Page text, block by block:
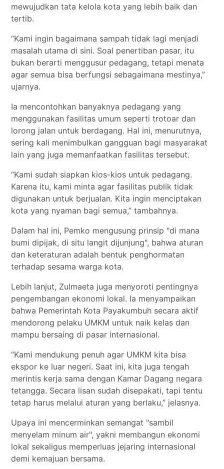
mewujudkan tata kelola kota yang lebih baik dan
tertib.
“Kami ingin bagaimana sampah tidak lagi menjadi
masalah utama di sini. Soal penertiban pasar, itu
bukan berarti menggusur pedagang, tetapi menata
agar semua bisa berfungsi sebagaimana mestinya,”
ujarnya.
Ia mencontohkan banyaknya pedagang yang
menggunakan fasilitas umum seperti trotoar dan
lorong jalan untuk berdagang. Hal ini, menurutnya,
sering kali menimbulkan gangguan bagi masyarakat
lain yang juga memanfaatkan fasilitas tersebut.
“Kami sudah siapkan kios-kios untuk pedagang.
Karena itu, kami minta agar fasilitas publik tidak
digunakan untuk berjualan. Kita ingin menciptakan
kota yang nyaman bagi semua,” tambahnya.
Dalam hal ini, Pemko mengusung prinsip "di mana
bumi dipijak, di situ langit dijunjung", bahwa aturan
dan keteraturan adalah bentuk penghormatan
terhadap sesama warga kota.
Lebih lanjut, Zulmaeta juga menyoroti pentingnya
pengembangan ekonomi lokal. Ia menyampaikan
bahwa Pemerintah Kota Payakumbuh secara aktif
mendorong pelaku UMKM untuk naik kelas dan
mampu bersaing di pasar internasional.
“Kami mendukung penuh agar UMKM kita bisa
ekspor ke luar negeri. Saat ini, kita juga tengah
merintis kerja sama dengan Kamar Dagang negara
tetangga. Secara lisan sudah disepakati, tapi tentu
tetap harus melalui aturan yang berlaku,” jelasnya.
Upaya ini mencerminkan semangat "sambil
menyelam minum air", yakni membangun ekonomi
lokal sekaligus memperluas jejaring internasional
demi kemajuan bersama.